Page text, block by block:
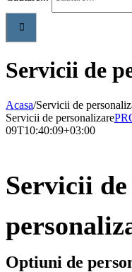
Servicii de
Acasa/Servicii de
Servicii de personalizare
09T10:40:09+03:00
Servicii de
Optiuni de